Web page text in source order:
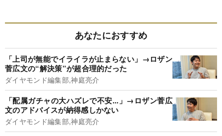
あなたにおすすめ
「上司が無能でイライラが止まらない」→ロザン
菅広文の“解決策”が超合理的だった
ダイヤモンド編集部,神庭亮介
「配属ガチャの大ハズレで不安...」→ロザン菅広
文のアドバイスが納得感しかない
ダイヤモンド編集部,神庭亮介